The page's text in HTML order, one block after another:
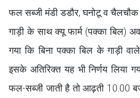
फल सब्जी मंडी डडौर, घनोटू व
गाड़ी के साथ क्यू फार्म (पक्का बिल)
गया कि बिना पक्का बिल के गाड़ी
इसके अतिरिक्त यह भी निर्णय लिया
फल-सब्जी जाती है तो आढ़ती 10.00